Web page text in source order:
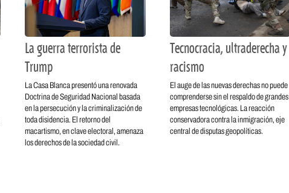
La guerra terrorista de
Trump
La Casa Blanca presentó una renovada
Doctrina de Seguridad Nacional basada
en la persecución y la criminalización de
toda disidencia. El retorno del
macartismo, en clave electoral, amenaza
los derechos de la sociedad civil.
Tecnocracia, ultraderecha y
racismo
El auge de las nuevas derechas no puede
comprenderse sin el respaldo de grandes
empresas tecnológicas. La reacción
conservadora contra la inmigración, eje
central de disputas geopolíticas.